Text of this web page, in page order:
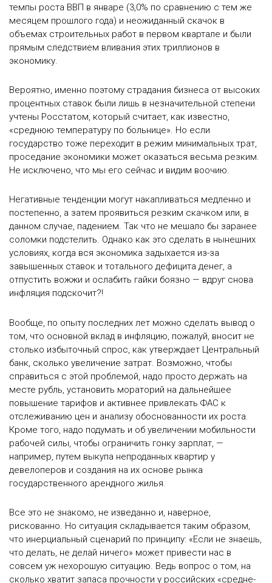
темпы роста ВВП в январе (3,0% по сравнению с тем же
месяцем прошлого года) и неожиданный скачок в
объемах строительных работ в первом квартале и были
прямым следствием вливания этих триллионов в
экономику.
Вероятно, именно поэтому страдания бизнеса от высоких
процентных ставок были лишь в незначительной степени
учтены Росстатом, который считает, как известно,
«среднюю температуру по больнице». Но если
государство тоже переходит в режим минимальных трат,
проседание экономики может оказаться весьма резким.
Не исключено, что мы его сейчас и видим воочию.
Негативные тенденции могут накапливаться медленно и
постепенно, а затем проявиться резким скачком или, в
данном случае, падением. Так что не мешало бы заранее
соломки подстелить. Однако как это сделать в нынешних
условиях, когда вся экономика задыхается из-за
завышенных ставок и тотального дефицита денег, а
отпустить вожжи и ослабить гайки боязно — вдруг снова
инфляция подскочит?!
Вообще, по опыту последних лет можно сделать вывод о
том, что основной вклад в инфляцию, пожалуй, вносит не
столько избыточный спрос, как утверждает Центральный
банк, сколько увеличение затрат. Возможно, чтобы
справиться с этой проблемой, надо просто держать на
месте рубль, установить мораторий на дальнейшее
повышение тарифов и активнее привлекать ФАС к
отслеживанию цен и анализу обоснованности их роста.
Кроме того, надо подумать и об увеличении мобильности
рабочей силы, чтобы ограничить гонку зарплат, —
например, путем выкупа непроданных квартир у
девелоперов и создания на их основе рынка
государственного арендного жилья.
Все это не знакомо, не изведанно и, наверное,
рискованно. Но ситуация складывается таким образом,
что инерциальный сценарий по принципу: «Если не знаешь,
что делать, не делай ничего» может привести нас в
совсем уж нехорошую ситуацию. Ведь вопрос о том, на
сколько хватит запаса прочности у российских «средне-